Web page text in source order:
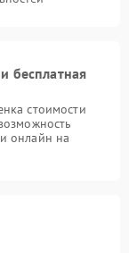
бесплатная
стоимости
онлайн на